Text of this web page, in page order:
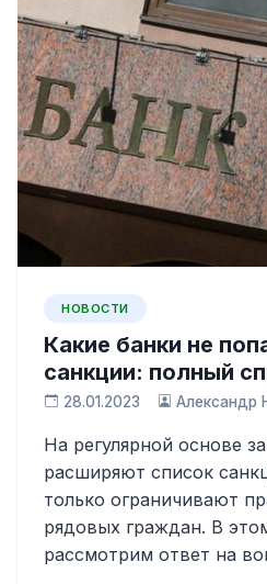
НОВОСТИ
Какие банки не
санкции: полный
28.01.2023 Александр
На регулярной основе
расширяют список
только ограничивают
рядовых граждан. В
рассмотрим ответ на